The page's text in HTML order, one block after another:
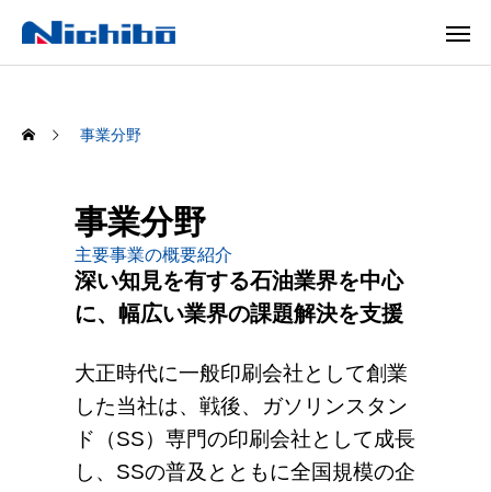
事業分野
事業分野
主要事業の概要紹介
深い知見を有する石油業界を中心
に、幅広い業界の課題解決を支援
大正時代に一般印刷会社として創業
した当社は、戦後、ガソリンスタン
ド（SS）専門の印刷会社として成長
し、SSの普及とともに全国規模の企